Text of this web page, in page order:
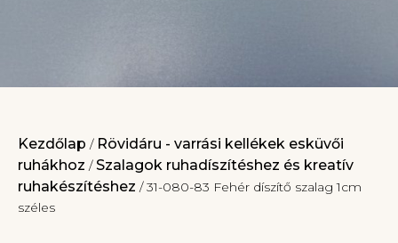
Kezdőlap / Rövidáru - varrási kellékek esküvői
ruhákhoz /Szalagok ruhadíszítéshez és kreatív
ruhakészítéshez / 31-080-83 Fehér díszítő szalag 1cm
széles